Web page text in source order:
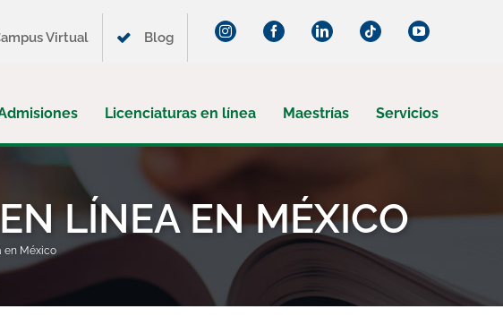
Virtual Blog Instagram FacebookLinkedIn Tiktok YouTube
Licenciaturas en línea Maestrías Servicios
LÍNEA EN MÉXICO
en México